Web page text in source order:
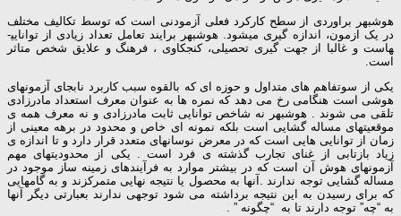
هوشبهر براوردی از سطح کارکرد فعلی آزمودنی است که توسط تکالیف مختلف
در یک ازمون، اندازه گیری می­شود. هوشبهر برایند تعامل تعداد زیادی از توانایی­
هاست و غالبا از جهت گیری تحصیلی، کنجکاوی ، فرهنگ و علایق شخص متاثر
است.
یکی از سوتفاهم های متداول و حوزه ای که بالقوه سبب کاربرد نابجای آزمونهای
هوشی است هنگامی رخ می دهد که نمره ها به عنوان معرف استعداد مادرزادی
تلقی می شوند . هوشبهر نه شاخص توانایی ثابت مادرزادی و نه معرف همه ی
موقعیتهای مساله گشایی است بلکه نمونه ای خاص و محدود در برهه معینی از
زمان از توانایی هایی است که در معرض نوسانهای متعدد قرار دارد و تا اندازه ی
زیاد بازتابی از غنای تجارب گذشته ی فرد است . یکی از محدودیتهای مهم
آزمونهای هوش آن است که در بیشتر موارد به فرآیندهای زمینه ساز موجود در
مساله گشایی توجه ندارند .آنها به محصول یا نتیجه نهایی متمرکزند و به گامهایی
که برای رسیدن به این نتیجه برداشته می شود توجهی ندارند بعبارتی دیگر آنها
به “چه” توجه دارند تا به “چگونه ” .